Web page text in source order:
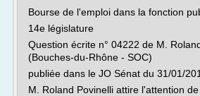
Bourse de l'emploi dans la fonction
14e législature
Question écrite n° 04222 de M.
(Bouches-du-Rhône - SOC)
publiée dans le JO Sénat du 31/01/
M. Roland Povinelli attire l'attention